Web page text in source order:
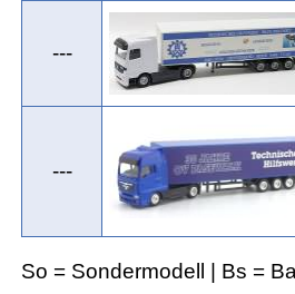
---
---
So = Sondermodell | Bs =